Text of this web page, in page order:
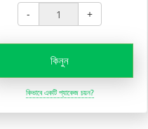
- +
কিনুন
কিভাবে একটি প্যাকেজ চয়ন?